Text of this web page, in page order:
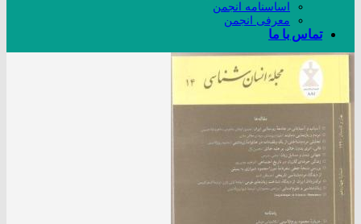
اساسنامه انجمن
معرفی انجمن
تماس با ما